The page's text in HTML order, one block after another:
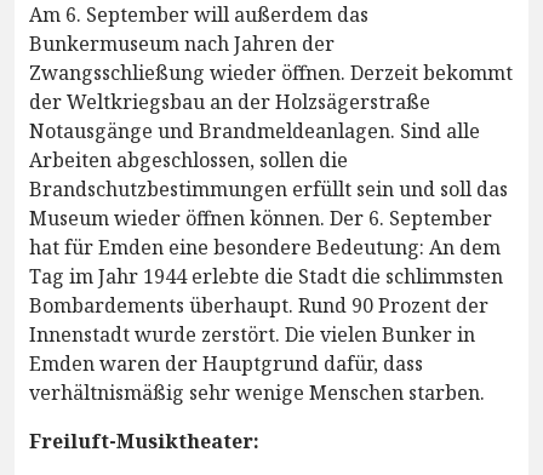
Am 6. September will außerdem das
Bunkermuseum nach Jahren der
Zwangsschließung wieder öffnen. Derzeit bekommt
der Weltkriegsbau an der Holzsägerstraße
Notausgänge und Brandmeldeanlagen. Sind alle
Arbeiten abgeschlossen, sollen die
Brandschutzbestimmungen erfüllt sein und soll das
Museum wieder öffnen können. Der 6. September
hat für Emden eine besondere Bedeutung: An dem
Tag im Jahr 1944 erlebte die Stadt die schlimmsten
Bombardements überhaupt. Rund 90 Prozent der
Innenstadt wurde zerstört. Die vielen Bunker in
Emden waren der Hauptgrund dafür, dass
verhältnismäßig sehr wenige Menschen starben.
Freiluft-Musiktheater: